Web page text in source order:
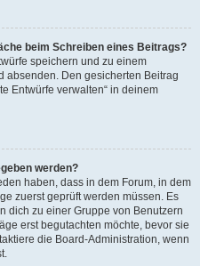
beim Schreiben eines Beitrags?
speichern und zu einem
absenden. Den gesicherten Beitrag
Entwürfe verwalten“ in deinem
werden?
haben, dass in dem Forum, in dem
zuerst geprüft werden müssen. Es
dich zu einer Gruppe von Benutzern
erst begutachten möchte, bevor sie
die Board-Administration, wenn